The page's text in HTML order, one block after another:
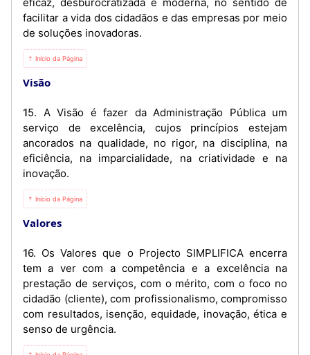
facilitar a vida dos cidadãos e das empresas por meio
de soluções inovadoras.
⇡ Início da Página
Visão
15. A Visão é fazer da Administração Pública um
serviço de excelência, cujos princípios estejam
ancorados na qualidade, no rigor, na disciplina, na
eficiência, na imparcialidade, na criatividade e na
inovação.
⇡ Início da Página
Valores
16. Os Valores que o Projecto SIMPLIFICA encerra
tem a ver com a competência e a excelência na
prestação de serviços, com o mérito, com o foco no
cidadão (cliente), com profissionalismo, compromisso
com resultados, isenção, equidade, inovação, ética e
senso de urgência.